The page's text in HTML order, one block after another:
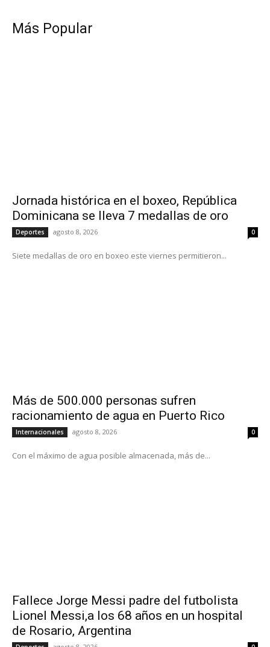
Más Popular
Jornada histórica en el boxeo, República
Dominicana se lleva 7 medallas de oro
Deportes agosto 8, 2026 0
Siete medallas de oro en boxeo este viernes permitieron...
Más de 500.000 personas sufren
racionamiento de agua en Puerto Rico
Internacionales agosto 8, 2026 0
Con el máximo de agua posible almacenada, más de...
Fallece Jorge Messi padre del futbolista
Lionel Messi,a los 68 años en un hospital
de Rosario, Argentina